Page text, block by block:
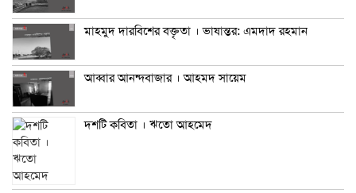
মাহমুদ দারবিশের বক্তৃতা । ভাষান্তর: এমদাদ রহমান
আব্বার আনন্দবাজার । আহমদ সায়েম
দশটি কবিতা । ঋতো আহমেদ